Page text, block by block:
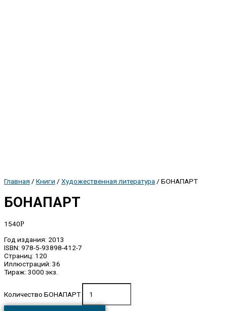
Главная / Книги / Художественная литература / БОНАПАРТ
БОНАПАРТ
1540Р
Год издания: 2013
ISBN: 978-5-93898-412-7
Страниц: 120
Иллюстраций: 36
Тираж: 3000 экз.
Количество БОНАПАРТ